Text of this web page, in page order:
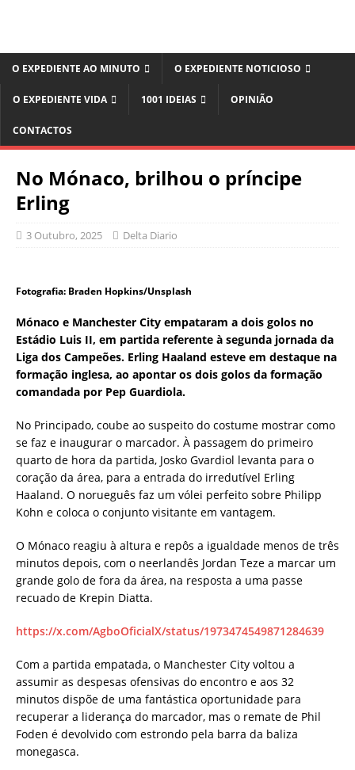
O EXPEDIENTE AO MINUTO O EXPEDIENTE NOTICIOSO
O EXPEDIENTE VIDA 1001 IDEIAS OPINIÃO
CONTACTOS
No Mónaco, brilhou o príncipe
Erling
3 Outubro, 2025 Delta Diario
Fotografia: Braden Hopkins/Unsplash
Mónaco e Manchester City empataram a dois golos no
Estádio Luis II, em partida referente à segunda jornada da
Liga dos Campeões. Erling Haaland esteve em destaque na
formação inglesa, ao apontar os dois golos da formação
comandada por Pep Guardiola.
No Principado, coube ao suspeito do costume mostrar como
se faz e inaugurar o marcador. À passagem do primeiro
quarto de hora da partida, Josko Gvardiol levanta para o
coração da área, para a entrada do irredutível Erling
Haaland. O norueguês faz um vólei perfeito sobre Philipp
Kohn e coloca o conjunto visitante em vantagem.
O Mónaco reagiu à altura e repôs a igualdade menos de três
minutos depois, com o neerlandês Jordan Teze a marcar um
grande golo de fora da área, na resposta a uma passe
recuado de Krepin Diatta.
https://x.com/AgboOficialX/status/1973474549871284639
Com a partida empatada, o Manchester City voltou a
assumir as despesas ofensivas do encontro e aos 32
minutos dispõe de uma fantástica oportunidade para
recuperar a liderança do marcador, mas o remate de Phil
Foden é devolvido com estrondo pela barra da baliza
monegasca.